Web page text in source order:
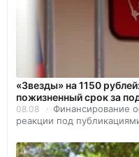
«Звезды» на 1150
пожизненный срок за
08.08
Финансирование
реакции под